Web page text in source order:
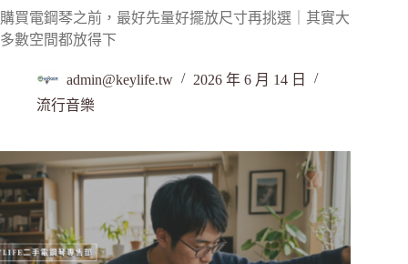
購買電鋼琴之前，最好先量好擺放尺寸再挑選｜其實大
多數空間都放得下
admin@keylife.tw
2026 年 6 月 14 日
流行音樂